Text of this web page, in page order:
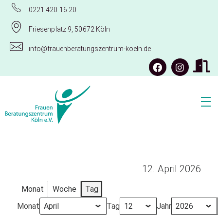
0221 420 16 20
Friesenplatz 9, 50672 Köln
info@frauenberatungszentrum-koeln.de
12. April 2026
Monat Woche
Tag
Monat
Tag
Jahr